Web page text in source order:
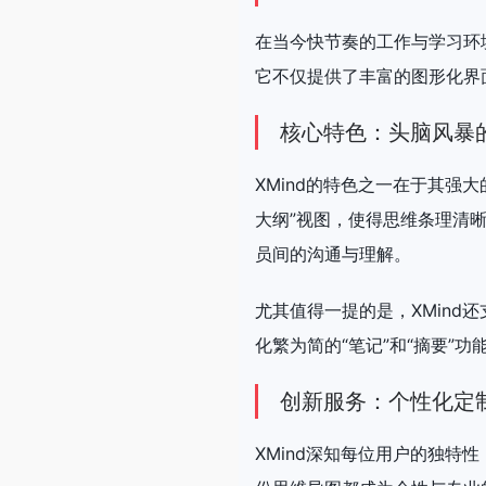
在当今快节奏的工作与学习
它不仅提供了丰富的图形化
核心特色：头脑风暴
XMind的特色之一在于其强
大纲”视图，使得思维条理清
员间的沟通与理解。
尤其值得一提的是，XMind
化繁为简的“笔记”和“摘要”
创新服务：个性化定
XMind深知每位用户的独特